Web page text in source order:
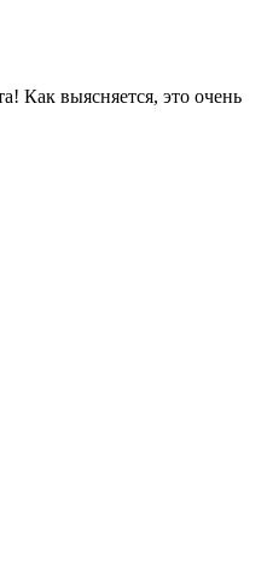
Как выясняется, это очень